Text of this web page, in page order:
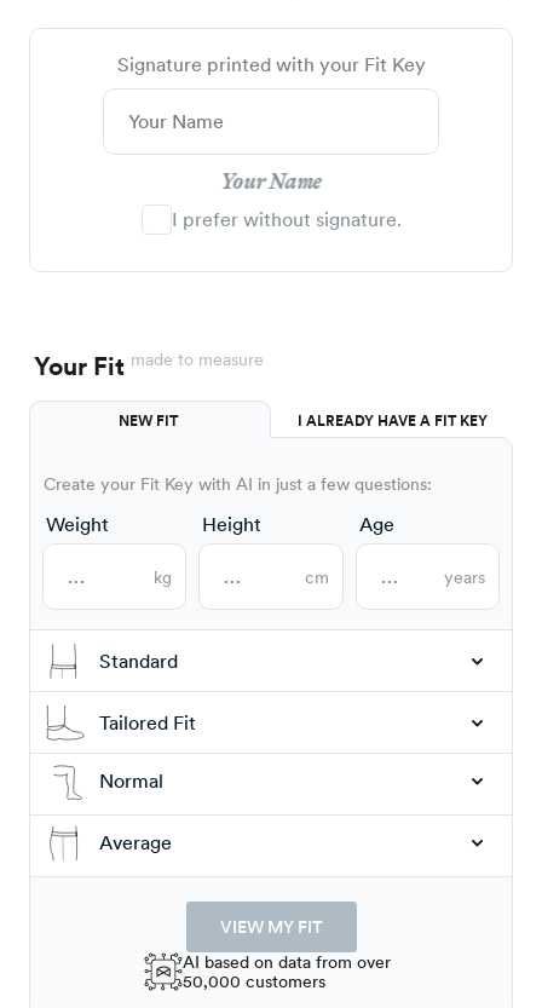
Signature printed with your Fit Key
Your Name
I prefer without signature.
Your Fit made to measure
NEW FIT I ALREADY HAVE A FIT KEY
Create your Fit Key with AI in just a few questions:
Weight
kg
Height
cm
Age
years
Standard
Tailored Fit
Normal
Average
VIEW MY FIT
AI based on data from over
50,000 customers